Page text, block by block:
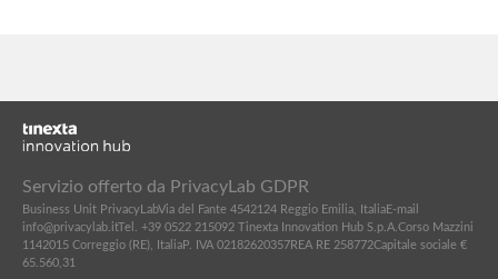
Servizio offerto da PrivacyLab GDPR
Business Unit PrivacyLabVia del Fante 4542124 Reggio Emilia, ItaliaE-mail
info@privacylab.itTel. +39 0522 215092 Tinexta Innovation Hub S.p.A. Corso Mazzini
11 42015 Correggio (RE), ItaliaP. IVA 02182620357REA RE 258772Capitale sociale €
65.560,31